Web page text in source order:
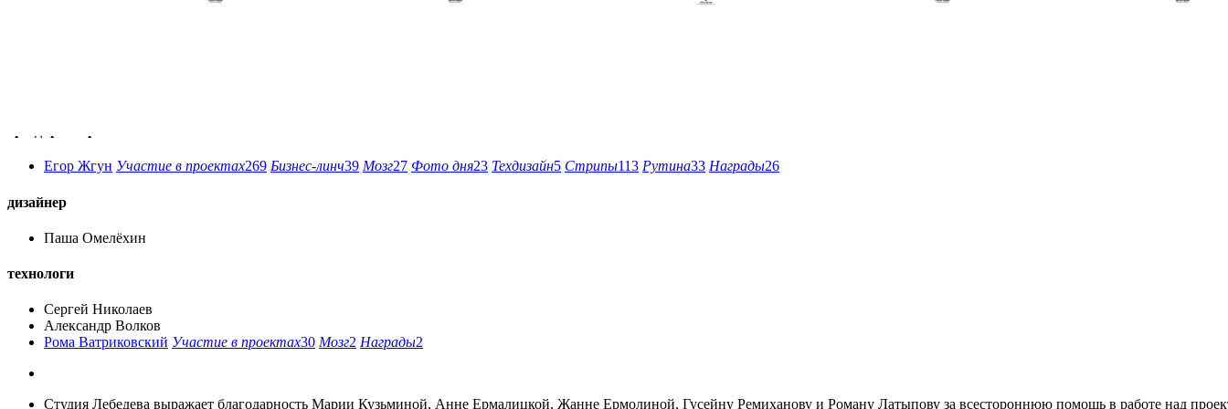
Егор Жгун Участие в проектах269 Бизнес-линч39 Мозг27 Фото дня23 Техдизайн5 Стрипы113 Рутина33 Награды26
дизайнер
Паша Омелёхин
технологи
Сергей Николаев
Александр Волков
Рома Ватриковский Участие в проектах30 Мозг2 Награды2
Студия Лебедева выражает благодарность Марии Кузьминой, Анне Ермалицкой, Жанне Ермолиной, Гусейну Ремиханову и Роману Латыпову за всестороннюю помощь в работе над